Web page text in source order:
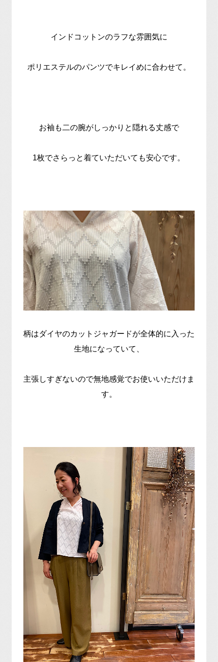
インドコットンのラフな雰囲気に
ポリエステルのパンツでキレイめに合わせて。
お袖も二の腕がしっかりと隠れる丈感で
1枚でさらっと着ていただいても安心です。
柄はダイヤのカットジャガードが全体的に入った
生地になっていて、
主張しすぎないので無地感覚でお使いいただけま
す。